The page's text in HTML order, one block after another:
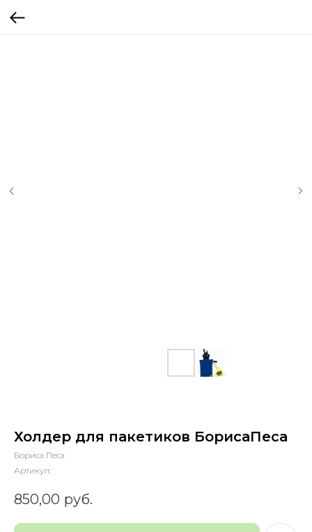
Холдер для пакетиков БорисаПеса
Бориса Песа
Артикул:
850,00 руб.